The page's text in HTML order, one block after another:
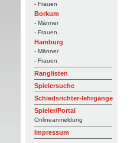
- Frauen
Borkum
- Männer
- Frauen
Hamburg
- Männer
- Frauen
Ranglisten
Spielersuche
Schiedsrichter-lehrgänge
Spieler/Portal
Onlineanmeldung
Impressum